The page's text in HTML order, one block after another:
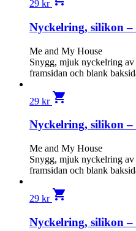
29 kr
Nyckelring, silikon
Me and My House
Snygg, mjuk nyckelring
framsidan och blank
29 kr shopping_cart
Nyckelring, silikon
Me and My House
Snygg, mjuk nyckelring
framsidan och blank
29 kr shopping_cart
Nyckelring, silikon –